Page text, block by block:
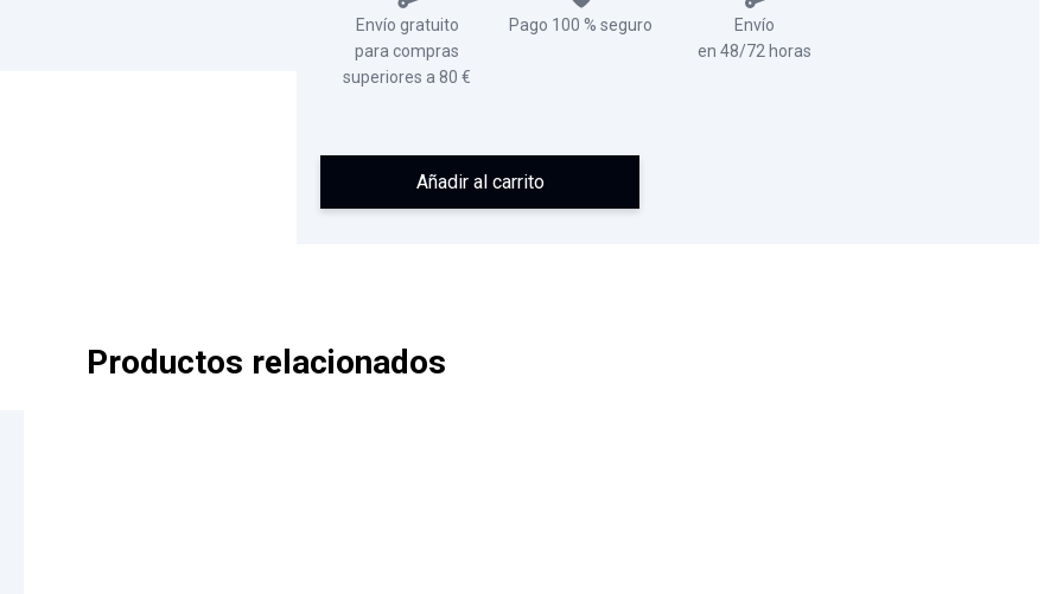
Envío gratuito
para compras
superiores a 80 €
Pago 100 % seguro
Envío
en 48/72 horas
Añadir al carrito
Productos relacionados